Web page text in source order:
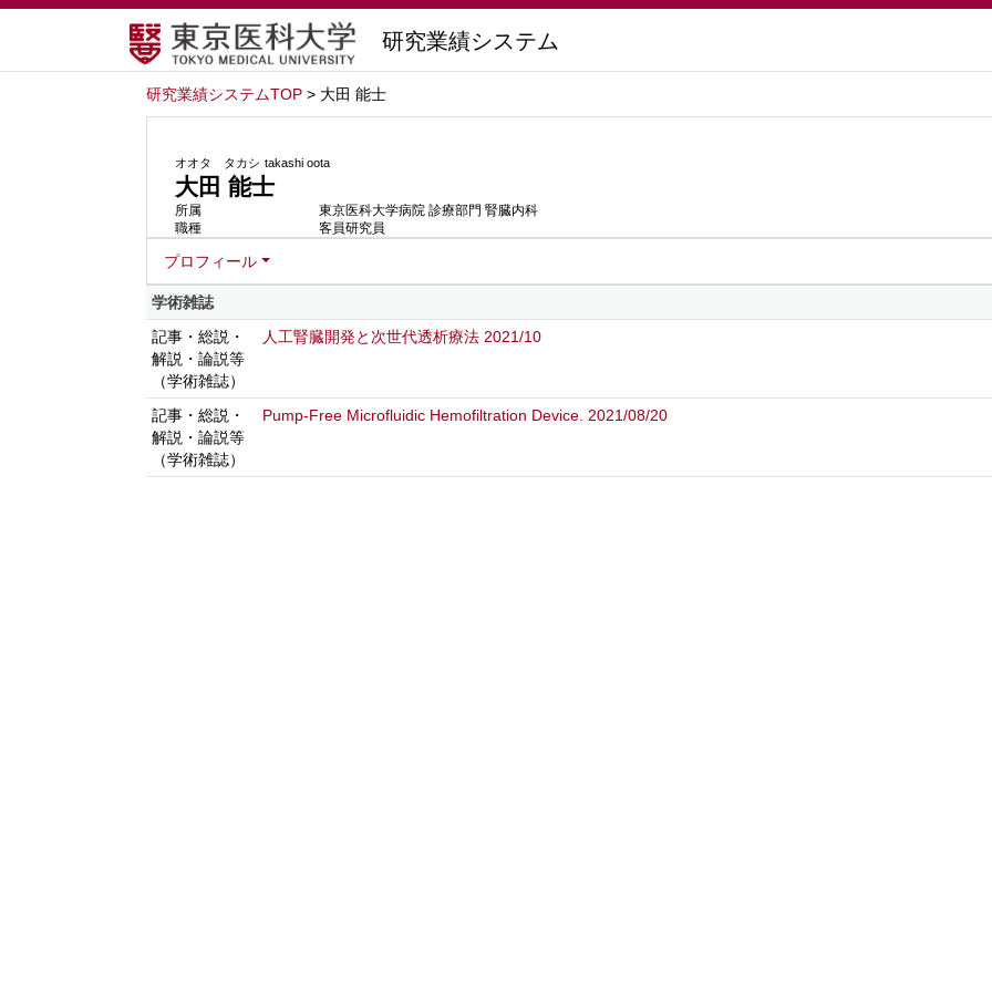
研究業績システム
研究業績システムTOP > 大田 能士
オオタ タカシ takashi oota
大田 能士
所属
東京医科大学病院 診療部門 腎臓内科
職種
客員研究員
プロフィール
学術雑誌
記事・総説・
解説・論説等
（学術雑誌）
人工腎臓開発と次世代透析療法 2021/10
記事・総説・
解説・論説等
（学術雑誌）
Pump-Free Microfluidic Hemofiltration Device. 2021/08/20